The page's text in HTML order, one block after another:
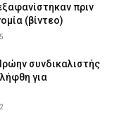
πριν
(βίντεο)
συνδικαλιστής
για